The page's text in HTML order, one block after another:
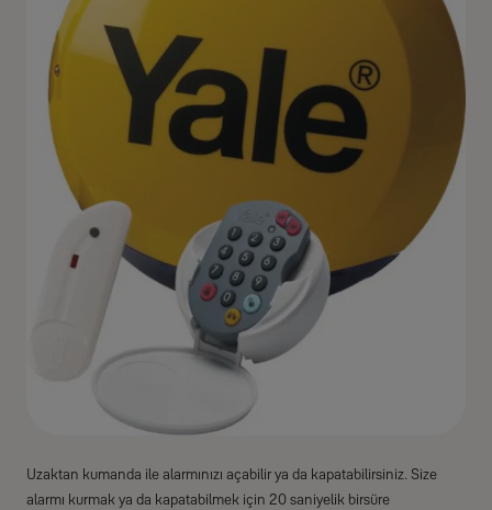
Uzaktan kumanda ile alarmınızı açabilir ya da kapatabilirsiniz. Size
alarmı kurmak ya da kapatabilmek için 20 saniyelik birsüre